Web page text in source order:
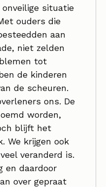
situatie
ouders die
aan
niet zelden
tot
de kinderen
de scheuren.
ons. De
worden,
blijft het
We krijgen ook
veranderd is.
en daardoor
over gepraat